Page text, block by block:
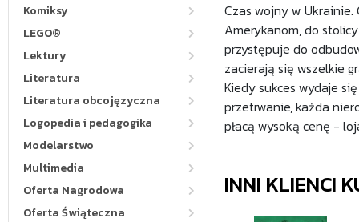
Komiksy
LEGO®
Lektury
Literatura
Literatura obcojęzyczna
Logopedia i pedagogika
Modelarstwo
Multimedia
Oferta Nagrodowa
Oferta Świąteczna
Czas wojny w
Amerykanom, do
przystępuje do
zacierają się wszelkie
Kiedy sukces wydaje
przetrwanie, każda
płacą wysoką cenę -
INNI KLIENCI